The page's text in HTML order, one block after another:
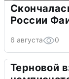
России
6 августа 0
Терновой